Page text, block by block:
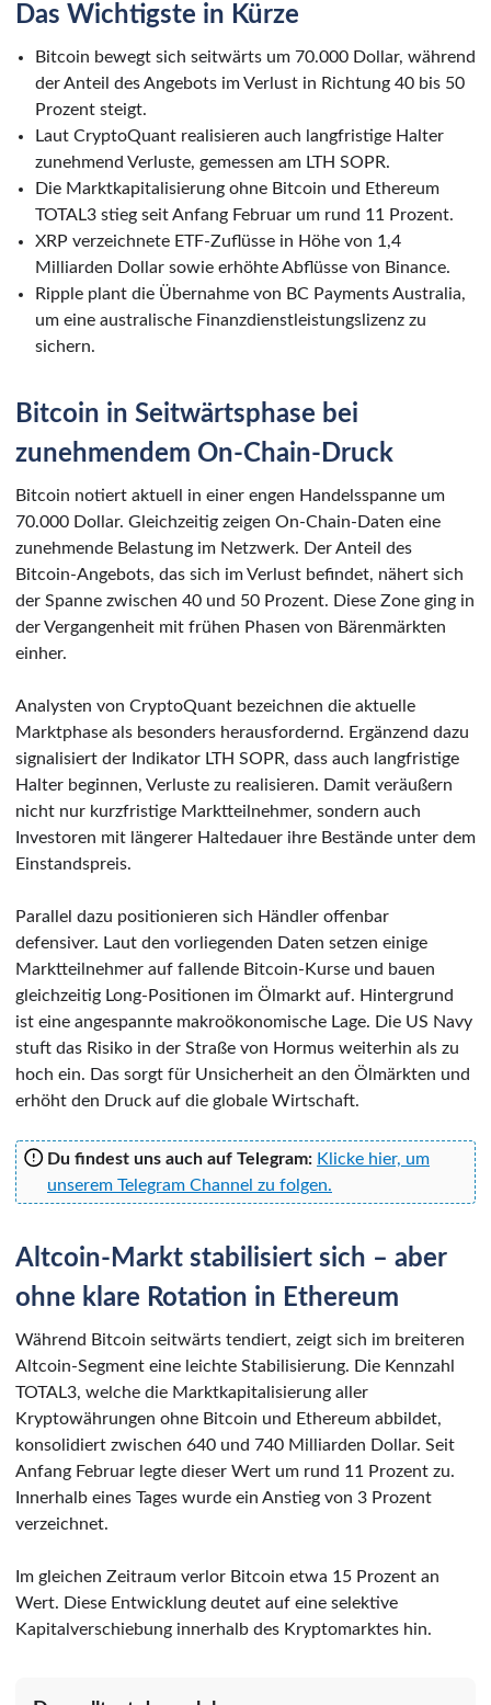
Das Wichtigste in Kürze
Bitcoin bewegt sich seitwärts um 70.000 Dollar, während
der Anteil des Angebots im Verlust in Richtung 40 bis 50
Prozent steigt.
Laut CryptoQuant realisieren auch langfristige Halter
zunehmend Verluste, gemessen am LTH SOPR.
Die Marktkapitalisierung ohne Bitcoin und Ethereum
TOTAL3 stieg seit Anfang Februar um rund 11 Prozent.
XRP verzeichnete ETF-Zuflüsse in Höhe von 1,4
Milliarden Dollar sowie erhöhte Abflüsse von Binance.
Ripple plant die Übernahme von BC Payments Australia,
um eine australische Finanzdienstleistungslizenz zu
sichern.
Bitcoin in Seitwärtsphase bei
zunehmendem On-Chain-Druck
Bitcoin notiert aktuell in einer engen Handelsspanne um
70.000 Dollar. Gleichzeitig zeigen On-Chain-Daten eine
zunehmende Belastung im Netzwerk. Der Anteil des
Bitcoin-Angebots, das sich im Verlust befindet, nähert sich
der Spanne zwischen 40 und 50 Prozent. Diese Zone ging in
der Vergangenheit mit frühen Phasen von Bärenmärkten
einher.
Analysten von CryptoQuant bezeichnen die aktuelle
Marktphase als besonders herausfordernd. Ergänzend dazu
signalisiert der Indikator LTH SOPR, dass auch langfristige
Halter beginnen, Verluste zu realisieren. Damit veräußern
nicht nur kurzfristige Marktteilnehmer, sondern auch
Investoren mit längerer Haltedauer ihre Bestände unter dem
Einstandspreis.
Parallel dazu positionieren sich Händler offenbar
defensiver. Laut den vorliegenden Daten setzen einige
Marktteilnehmer auf fallende Bitcoin-Kurse und bauen
gleichzeitig Long-Positionen im Ölmarkt auf. Hintergrund
ist eine angespannte makroökonomische Lage. Die US Navy
stuft das Risiko in der Straße von Hormus weiterhin als zu
hoch ein. Das sorgt für Unsicherheit an den Ölmärkten und
erhöht den Druck auf die globale Wirtschaft.
Du findest uns auch auf Telegram: Klicke hier, um
unserem Telegram Channel zu folgen.
Altcoin-Markt stabilisiert sich – aber
ohne klare Rotation in Ethereum
Während Bitcoin seitwärts tendiert, zeigt sich im breiteren
Altcoin-Segment eine leichte Stabilisierung. Die Kennzahl
TOTAL3, welche die Marktkapitalisierung aller
Kryptowährungen ohne Bitcoin und Ethereum abbildet,
konsolidiert zwischen 640 und 740 Milliarden Dollar. Seit
Anfang Februar legte dieser Wert um rund 11 Prozent zu.
Innerhalb eines Tages wurde ein Anstieg von 3 Prozent
verzeichnet.
Im gleichen Zeitraum verlor Bitcoin etwa 15 Prozent an
Wert. Diese Entwicklung deutet auf eine selektive
Kapitalverschiebung innerhalb des Kryptomarktes hin.